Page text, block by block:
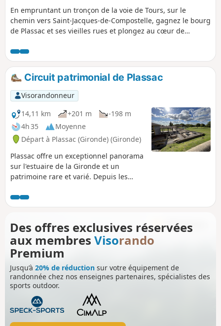
En empruntant un tronçon de la voie de Tours, sur le
chemin vers Saint-Jacques-de-Compostelle, gagnez le bourg
de Plassac et ses vieilles rues et plongez au cœur de
la rive de la Gironde, gagnez le port de plaisance et partez
à l’assaut des coteaux. Chemins ombragés, paysages de
vignes, beaux points de vue autour de la Vierge de
Montuzet sont au menu de cette balade !
Circuit patrimonial de Plassac
Visorandonneur
14,11 km
+201 m
-198 m
4h 35
Moyenne
Départ à Plassac (Gironde) (Gironde)
Plassac offre un exceptionnel panorama
sur l'estuaire de la Gironde et un
patrimoine rare et varié. Depuis les
dans un circuit qui vous mène entre
campagne, lieux d'histoire et
Des offres exclusives réservées
aux membres Visorando
Premium
Jusqu’à 20% de réduction sur votre équipement de
randonnée chez nos enseignes partenaires, spécialistes des
sports outdoor.